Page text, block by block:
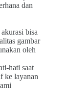
dan
bisa
gambar
oleh
hati saat
ke layanan